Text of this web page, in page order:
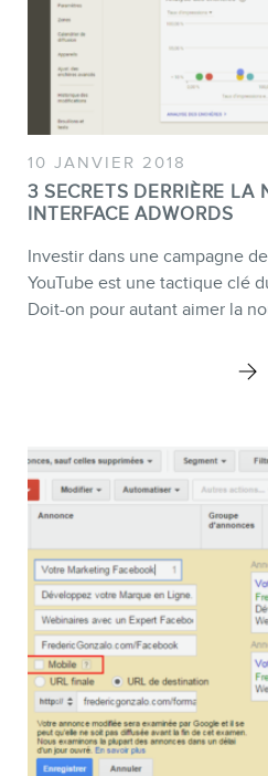
10 JANVIER 2018
3 SECRETS DERRIÈRE LA
INTERFACE ADWORDS
Investir dans une campagne
YouTube est une tactique clé
Doit-on pour autant aimer la